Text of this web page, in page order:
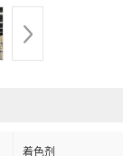
着色剂